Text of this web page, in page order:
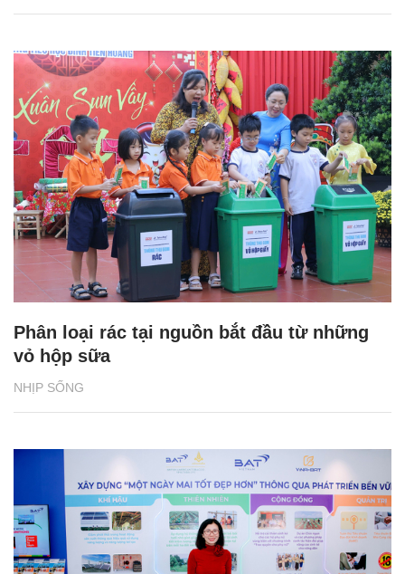
NHỊP SỐNG
Phân loại rác tại nguồn bắt đầu từ những
vỏ hộp sữa